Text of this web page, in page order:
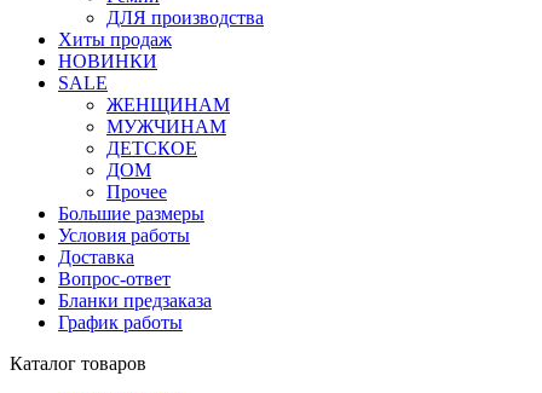
ДЛЯ производства
Хиты продаж
НОВИНКИ
SALE
ЖЕНЩИНАМ
МУЖЧИНАМ
ДЕТСКОЕ
ДОМ
Прочее
Большие размеры
Условия работы
Доставка
Вопрос-ответ
Бланки предзаказа
График работы
Каталог товаров